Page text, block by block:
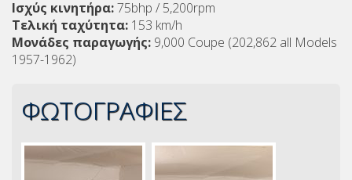
Ισχύς κινητήρα:75bhp / 5,200rpm
Τελική ταχύτητα: 153 km/h
Μονάδες παραγωγής: 9,000 Coupe (202,862 all Models
1957-1962)
ΦΩΤΟΓΡΑΦΙΕΣ